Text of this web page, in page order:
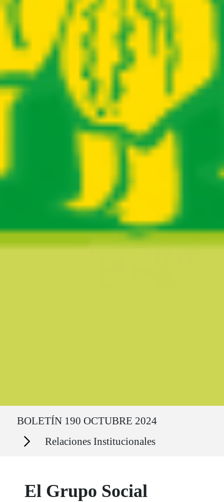
BOLETÍN 190 OCTUBRE 2024
Secciones Relaciones Institucionales
El Grupo Social